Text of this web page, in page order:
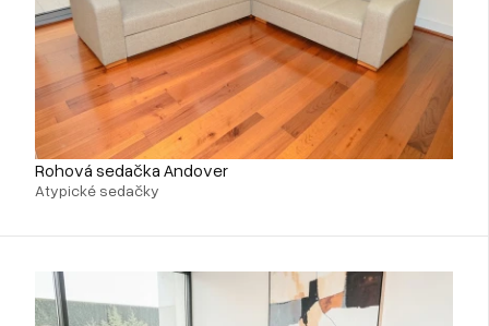
Rohová sedačka Andover
Atypické sedačky